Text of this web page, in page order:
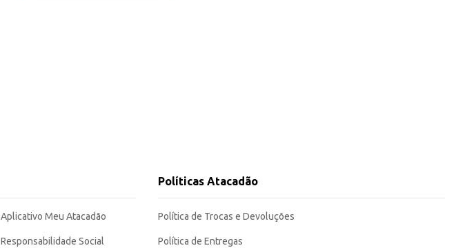
Aplicativo Meu Atacadão
Responsabilidade Social
Políticas Atacadão
Política de Trocas e Devoluções
Política de Entregas